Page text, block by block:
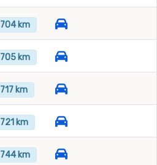
704 km
705 km
717 km
721 km
744 km